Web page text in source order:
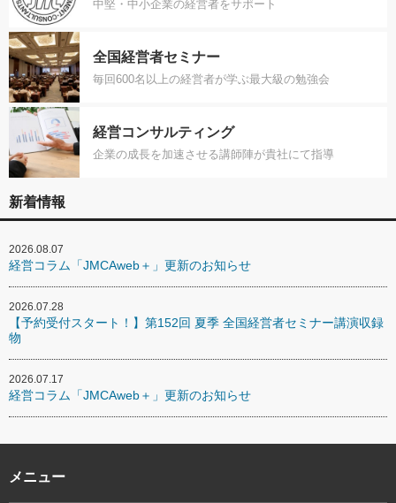
中堅・中小企業の経営者をサポート
全国経営者セミナー
毎回600名以上の経営者が学ぶ最大級の勉強会
経営コンサルティング
企業の成長を加速させる講師陣が貴社にて指導
新着情報
2026.08.07
経営コラム「JMCAweb＋」更新のお知らせ
2026.07.28
【予約受付スタート！】第152回 夏季 全国経営者セミナー講演収録
物
2026.07.17
経営コラム「JMCAweb＋」更新のお知らせ
メニュー